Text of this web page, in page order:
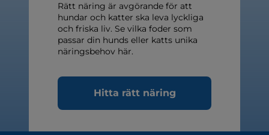
Rätt näring är avgörande för att
hundar och katter ska leva lyckliga
och friska liv. Se vilka foder som
passar din hunds eller katts unika
näringsbehov här.
Hitta rätt näring